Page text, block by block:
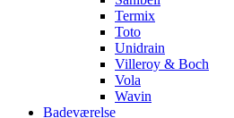
Termix
Toto
Unidrain
Villeroy & Boch
Vola
Wavin
Badeværelse